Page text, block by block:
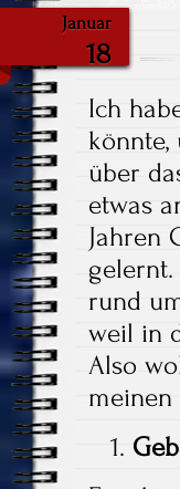
Januar
18
Ich
über
etwas
Jahren
rund
weil in
Also
meinen